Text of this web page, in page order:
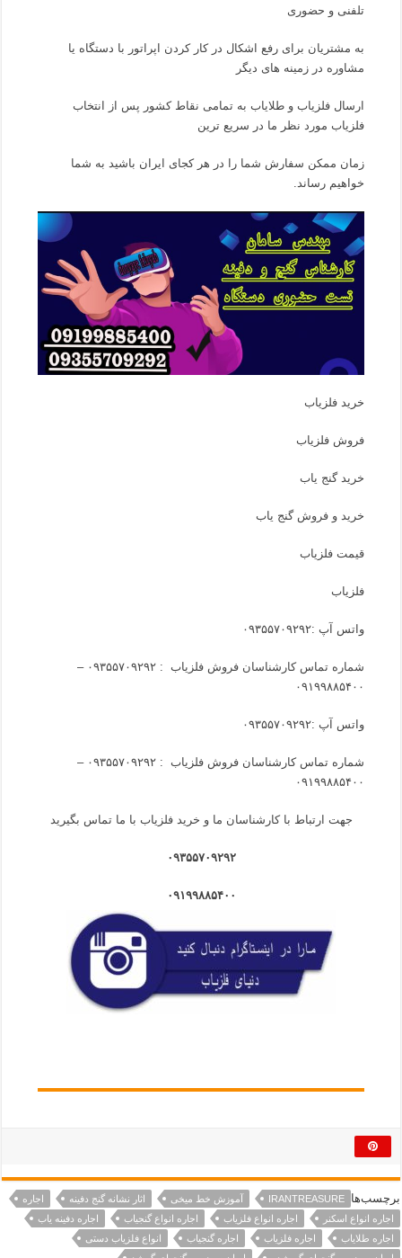
تلفنی و حضوری
به مشتریان برای رفع اشکال در کار کردن اپراتور با دستگاه یا
مشاوره در زمینه های دیگر
ارسال فلزیاب و طلایاب به تمامی نقاط کشور پس از انتخاب
فلزیاب مورد نظر ما در سریع ترین
زمان ممکن سفارش شما را در هر کجای ایران باشید به شما
خواهیم رساند.
خرید فلزیاب
فروش فلزیاب
خرید گنج یاب
خرید و فروش گنج یاب
قیمت فلزیاب
فلزیاب
واتس آپ :۰۹۳۵۵۷۰۹۲۹۲
شماره تماس کارشناسان فروش فلزیاب :
۰۹۳۵۵۷۰۹۲۹۲ –
۰۹۱۹۹۸۸۵۴۰۰
واتس آپ :۰۹۳۵۵۷۰۹۲۹۲
شماره تماس کارشناسان فروش فلزیاب :
۰۹۳۵۵۷۰۹۲۹۲ –
۰۹۱۹۹۸۸۵۴۰۰
جهت ارتباط با کارشناسان ما و خرید فلزیاب با ما تماس بگیرید
۰۹۳۵۵۷۰۹۲۹۲
۰۹۱۹۹۸۸۵۴۰۰
برچسب‌ها IRANTREASURE آموزش خط میخی اثار نشانه گنج دفینه
اجاره
اجاره انواع اسکنر
اجاره انواع فلزیاب اجاره انواع گنجیاب
اجاره دفینه یاب
اجاره طلایاب
اجاره فلزیاب اجاره گنجیاب
انواع فلزیاب دستی